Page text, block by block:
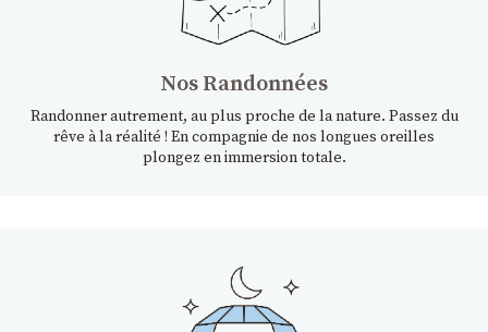
Nos Randonnées
Randonner autrement, au plus proche de la nature. Passez du
rêve à la réalité ! En compagnie de nos longues oreilles
plongez en immersion totale.